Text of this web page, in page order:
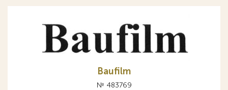
Baufilm
№ 483769